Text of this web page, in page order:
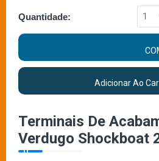
Quantidade:
Adicionar Ao
Terminais De
Verdugo Shockboat